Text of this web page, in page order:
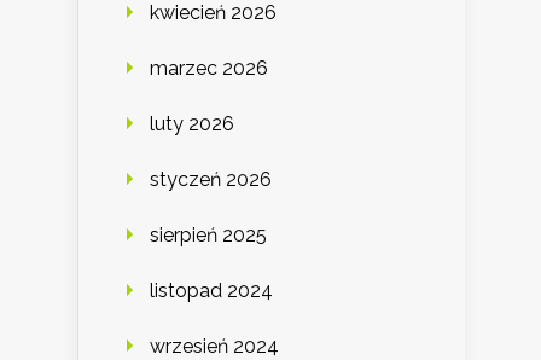
kwiecień 2026
marzec 2026
luty 2026
styczeń 2026
sierpień 2025
listopad 2024
wrzesień 2024